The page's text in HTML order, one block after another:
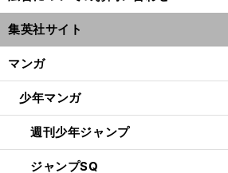
集英社サイト
マンガ
少年マンガ
週刊少年ジャンプ
ジャンプSQ